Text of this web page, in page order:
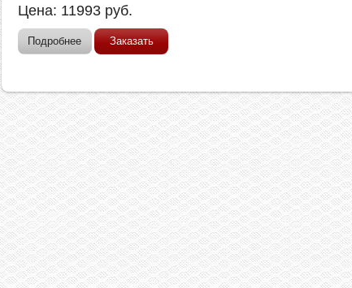
Цена: 11993 руб.
Подробнее Заказать